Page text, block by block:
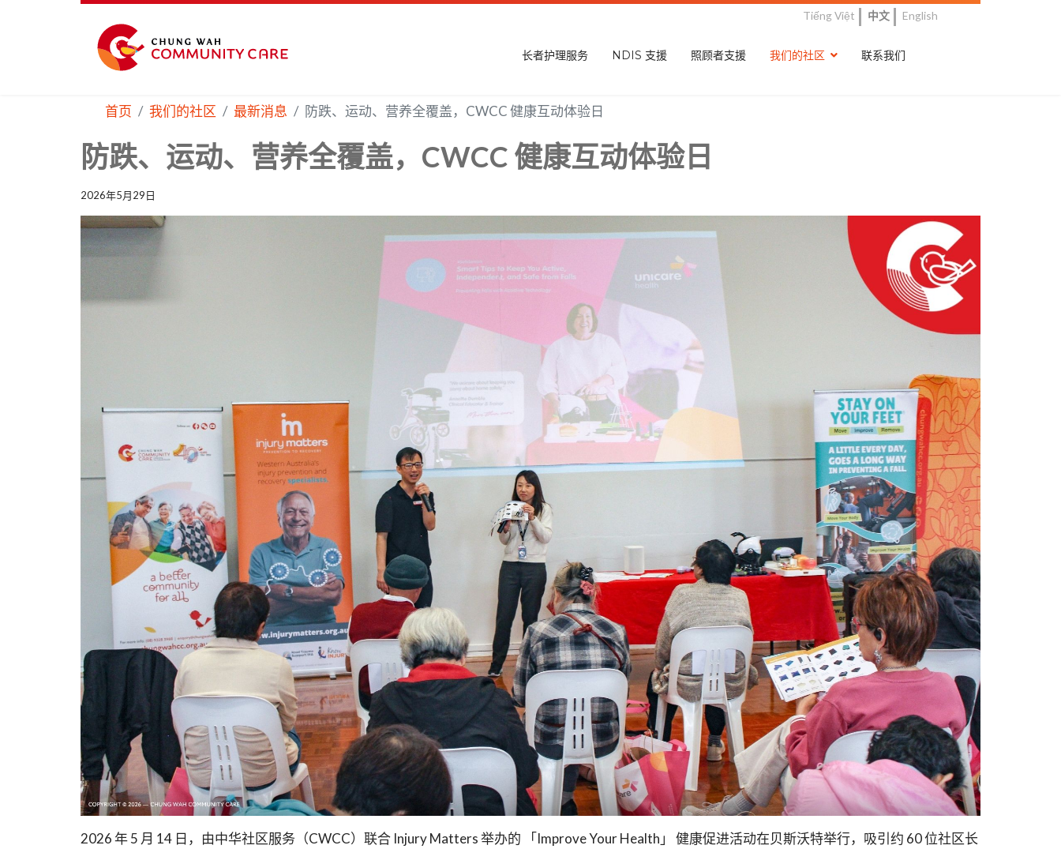
长者护理服务 NDIS 支援 照顾者支援 我们的社区 联系我们
Tiếng Việt 中文 English
首页 我们的社区 最新消息 防跌、运动、营养全覆盖，CWCC 健康互动体验日
防跌、运动、营养全覆盖，CWCC 健康互动体验日
2026年5月29日
2026 年 5 月 14 日，由中华社区服务（CWCC）联合 Injury Matters 举办的 「Improve Your Health」 健康促进活动在贝斯沃特举行，吸引约 60 位社区长